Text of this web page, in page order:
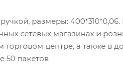
размеры: 400*310*0,06.
сетевых магазинах и
торговом центре, а также в
50 пакетов